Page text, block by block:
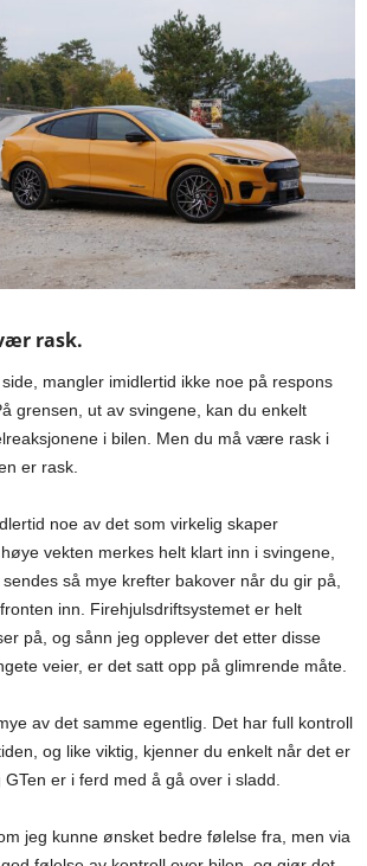
rask.
mangler imidlertid ikke noe på respons
grensen, ut av svingene, kan du enkelt
i bilen. Men du må være rask i
er rask.
noe av det som virkelig skaper
vekten merkes helt klart inn i svingene,
så mye krefter bakover når du gir på,
inn. Firehjulsdriftsystemet er helt
på, og sånn jeg opplever det etter disse
veier, er det satt opp på glimrende måte.
av det samme egentlig. Det har full kontroll
og like viktig, kjenner du enkelt når det er
er i ferd med å gå over i sladd.
jeg kunne ønsket bedre følelse fra, men via